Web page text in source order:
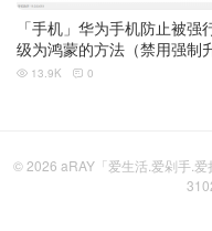
「手机」华为手机防止被强
级为鸿蒙的方法（禁用强制
级，7月5日更新）
 13.9K  0
© 2026 aRAY「爱生活.爱剁手.爱